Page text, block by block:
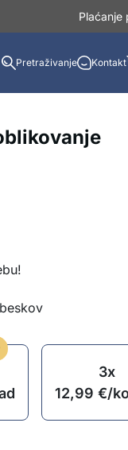
Plaćanje
Pretraživanje Kontakt
3x
12,99€/